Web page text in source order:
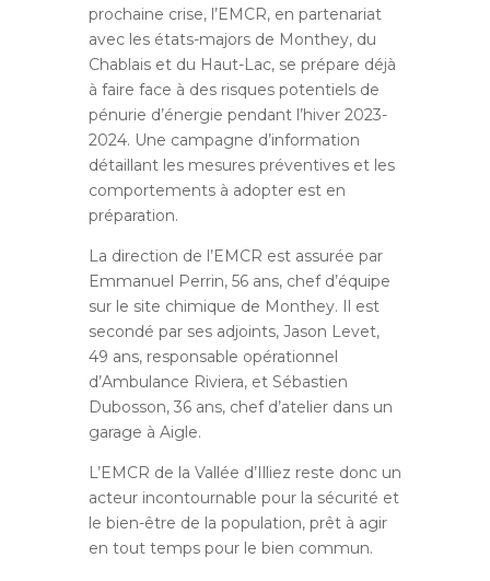
prochaine crise, l’EMCR, en partenariat
avec les états-majors de Monthey, du
Chablais et du Haut-Lac, se prépare déjà
à faire face à des risques potentiels de
pénurie d’énergie pendant l’hiver 2023-
2024. Une campagne d’information
détaillant les mesures préventives et les
comportements à adopter est en
préparation.
La direction de l’EMCR est assurée par
Emmanuel Perrin, 56 ans, chef d’équipe
sur le site chimique de Monthey. Il est
secondé par ses adjoints, Jason Levet,
49 ans, responsable opérationnel
d’Ambulance Riviera, et Sébastien
Dubosson, 36 ans, chef d’atelier dans un
garage à Aigle.
L’EMCR de la Vallée d’Illiez reste donc un
acteur incontournable pour la sécurité et
le bien-être de la population, prêt à agir
en tout temps pour le bien commun.